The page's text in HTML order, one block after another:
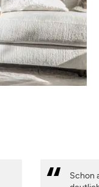
Schon